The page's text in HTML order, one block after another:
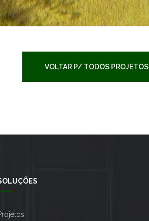
VOLTAR P/ TODOS PROJETOS